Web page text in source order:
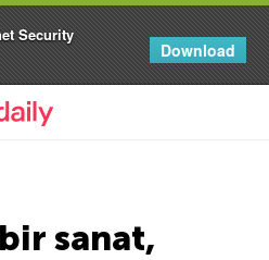
Security
Download
Resmi Blogu
sanat,